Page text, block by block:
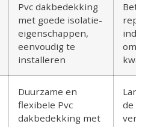
Pvc dakbedekking
met goede isolatie-
eigenschappen,
eenvoudig te
installeren
om
Duurzame en
flexibele Pvc
dakbedekking met
Lang
de